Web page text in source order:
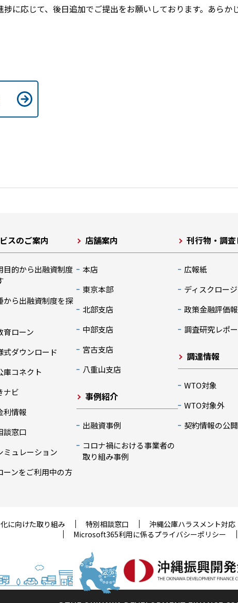
に応じて、後日追加でご提出をお願いしております。あらか
スのご案内
目的から出融資制度
から出融資制度を探
育ローン
式ダウンロード
庫コネクト
ナビ
利情報
談窓口
ミュレーション
ーンをご利用中の方
店舗案内
本店
東京本部
北部支店
中部支店
宮古支店
八重山支店
事例紹介
出融資事例
コロナ禍における事業者の
取り組み事例
刊行物・調
広報紙
ディスクロー
政策金融評価
調査研究レポ
調達情報
WTO対象
WTO対象外
契約情報の公開
に向けた取り組み 特別相談窓口 沖縄公庫ハラスメント対応
Microsoft365利用に係るプライバシーポリシー